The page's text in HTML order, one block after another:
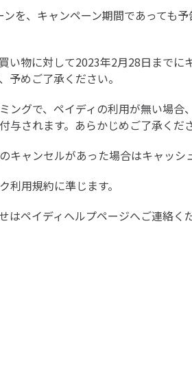
を、キャンペーン期間であっても
い物に対して2023年2月28日までに
予めご了承ください。
ングで、ペイディの利用が無い場
与されます。あらかじめご了承くだ
キャンセルがあった場合はキャッシ
利用規約に準じます。
はペイディヘルプページへご連絡く